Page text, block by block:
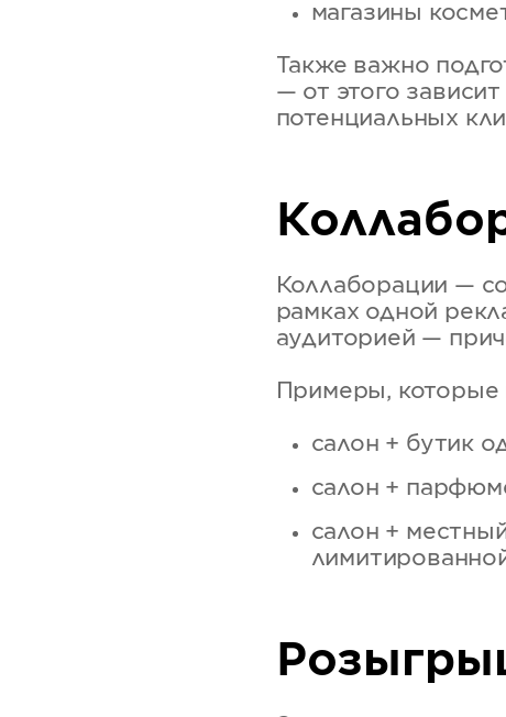
магазины
Также важно
— от этого
потенциальных
Коллаборации —
рамках одной
аудиторией —
Примеры, которые
салон + бутик
салон +
салон +